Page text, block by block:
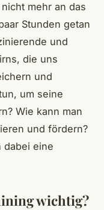
mehr an das
Stunden getan
und
die uns
und
um seine
Wie kann man
und fördern?
dabei eine
wichtig?